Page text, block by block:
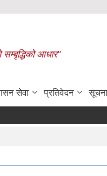
सम्बृद्धिको आधार"
सेवा प्रतिवेदन